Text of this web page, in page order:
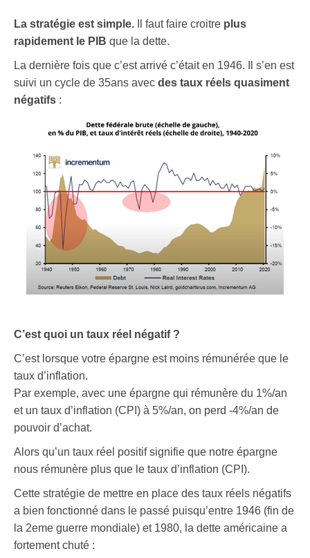
La stratégie est simple. Il faut faire croitre plus
rapidement le PIB que la dette.
La dernière fois que c’est arrivé c’était en 1946. Il s’en est
suivi un cycle de 35ans avec des taux réels quasiment
négatifs :
C’est quoi un taux réel négatif ?
C’est lorsque votre épargne est moins rémunérée que le
taux d’inflation.
Par exemple, avec une épargne qui rémunère du 1%/an
et un taux d’inflation (CPI) à 5%/an, on perd -4%/an de
pouvoir d’achat.
Alors qu’un taux réel positif signifie que notre épargne
nous rémunère plus que le taux d’inflation (CPI).
Cette stratégie de mettre en place des taux réels négatifs
a bien fonctionné dans le passé puisqu’entre 1946 (fin de
la 2eme guerre mondiale) et 1980, la dette américaine a
fortement chuté :